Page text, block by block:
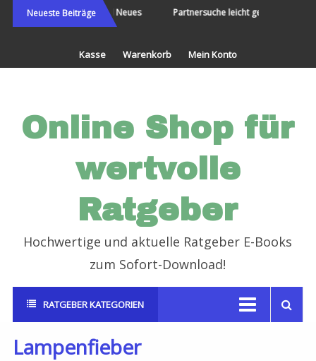
Direkt
zum
Neueste Beiträge
Die Welt bereisen und Neues
erleben
Partnersuche leicht gemacht
Kasse Warenkorb Mein Konto
Online Shop für
wertvolle
Ratgeber
Hochwertige und aktuelle Ratgeber E-Books
zum Sofort-Download!
RATGEBER KATEGORIEN
Lampenfieber